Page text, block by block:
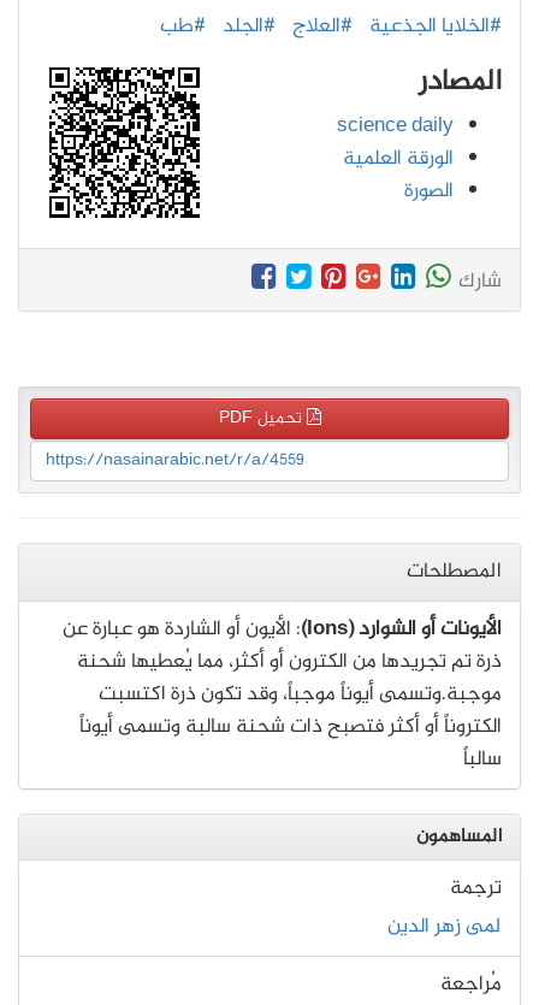
#الخلايا الجذعية #العلاج #الجلد #طب
المصادر
science daily
الورقة العلمية
الصورة
شارك
تحميل PDF
https://nasainarabic.net/r/a/4559
المصطلحات
الأيونات أو الشوارد (Ions)
: الأيون أو الشاردة هو عبارة عن
ذرة تم تجريدها من الكترون أو أكثر، مما يُعطيها شحنة
موجبة.وتسمى أيوناً موجباً، وقد تكون ذرة اكتسبت
الكتروناً أو أكثر فتصبح ذات شحنة سالبة وتسمى أيوناً
سالباً
المساهمون
ترجمة
لمى زهر الدين
مُراجعة